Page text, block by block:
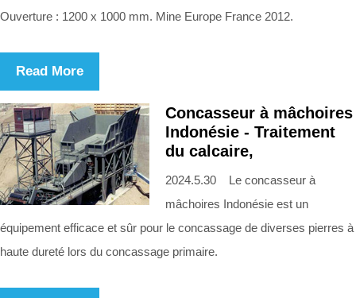
Ouverture : 1200 x 1000 mm. Mine Europe France 2012.
Read More
Concasseur à mâchoires
Indonésie - Traitement
du calcaire,
2024.5.30 Le concasseur à
mâchoires Indonésie est un
équipement efficace et sûr pour le concassage de diverses pierres à
haute dureté lors du concassage primaire.